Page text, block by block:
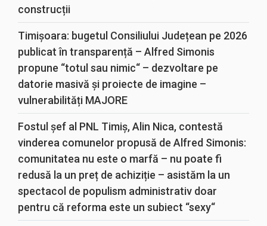
construcții
Timișoara: bugetul Consiliului Județean pe 2026
publicat în transparență – Alfred Simonis
propune “totul sau nimic“ – dezvoltare pe
datorie masivă și proiecte de imagine –
vulnerabilități MAJORE
Fostul șef al PNL Timiș, Alin Nica, contestă
vinderea comunelor propusă de Alfred Simonis:
comunitatea nu este o marfă – nu poate fi
redusă la un preț de achiziție – asistăm la un
spectacol de populism administrativ doar
pentru că reforma este un subiect “sexy“